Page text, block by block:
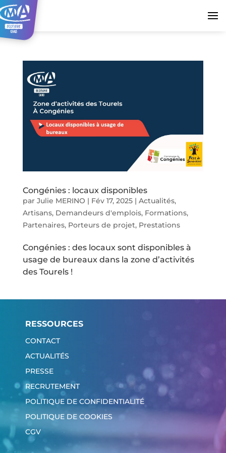
Congénies : locaux disponibles
par Julie MERINO | Fév 17, 2025| Actualités,
Artisans, Demandeurs d'emplois, Formations,
Partenaires, Porteurs de projet, Prestations
Congénies : des locaux sont disponibles à
usage de bureaux dans la zone d’activités
des Tourels !
RESSOURCES
CONTACT
ACTUALITÉS
PRESSE
RECRUTEMENT
POLITIQUE DE CONFIDENTIALITÉ
POLITIQUE DE COOKIES
CGV